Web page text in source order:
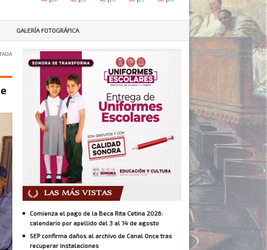
GALERÍA FOTOGRÁFICA
LAS MÁS VISTAS
Comienza el pago de la Beca Rita Cetina 2026:
calendario por apellido del 3 al 14 de agosto
SEP confirma daños al archivo de Canal Once tras
recuperar instalaciones